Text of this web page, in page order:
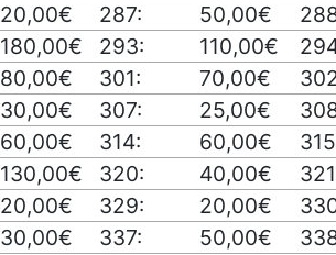
20,00€ 287: 50,00€
180,00€ 293: 110,00€
80,00€ 301: 70,00€
30,00€ 307: 25,00€
60,00€ 314: 60,00€
130,00€ 320: 40,00€
20,00€ 329: 20,00€
30,00€ 337: 50,00€